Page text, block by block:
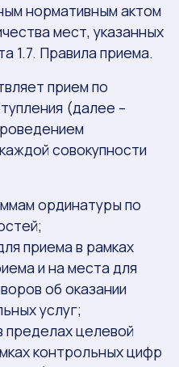
нормативным актом
мест, указанных
1.7. Правила приема.
прием по
(далее –
совокупности
ординатуры по
приема в рамках
и на места для
об оказании
услуг;
пределах целевой
контрольных цифр